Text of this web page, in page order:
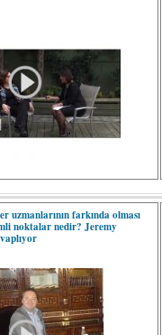
uzmanlarının farkında olması
noktalar nedir? Jeremy